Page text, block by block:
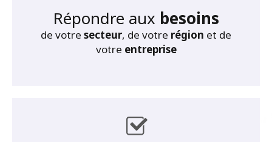
Répondre aux besoins
de votre secteur, de votre région et de
votre entreprise